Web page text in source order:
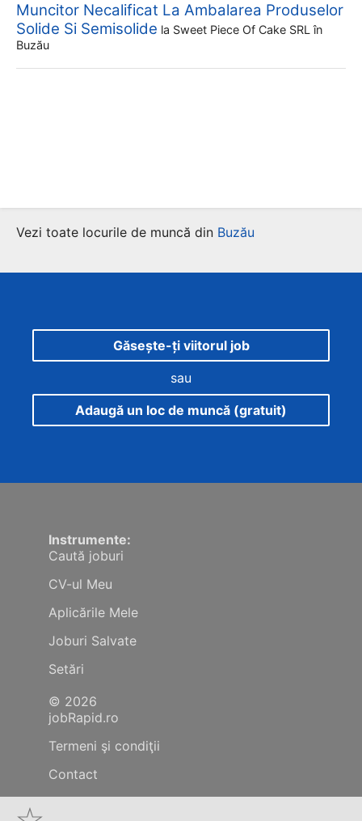
Muncitor Necalificat La Ambalarea Produselor
Solide Si Semisolide la Sweet Piece Of Cake SRL în
Buzău
Vezi toate locurile de muncă din Buzău
Găsește-ți viitorul job
sau
Adaugă un loc de muncă (gratuit)
Instrumente:
Caută joburi
CV-ul Meu
Aplicările Mele
Joburi Salvate
Setări
© 2026
jobRapid.ro
Termeni şi condiţii
Contact